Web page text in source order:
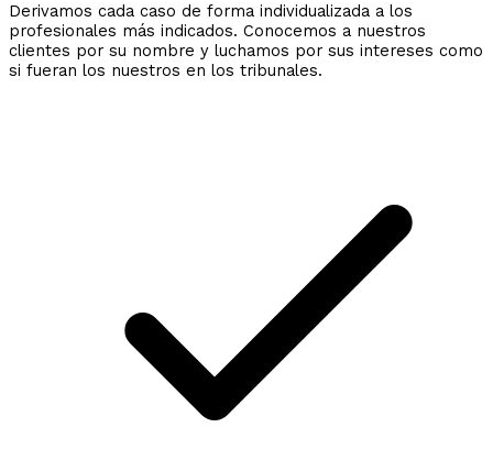
Derivamos cada caso de forma individualizada a los
profesionales más indicados. Conocemos a nuestros
clientes por su nombre y luchamos por sus intereses como
si fueran los nuestros en los tribunales.